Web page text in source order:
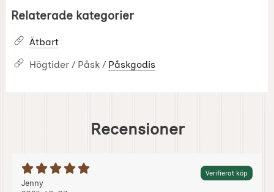
Relaterade kategorier
Ätbart
Högtider / Påsk / Påskgodis
Recensioner
Betyg: 5 Stjärnor av 5 Verifierat köp
Recension av:
Jenny, 2025-10-07
, 2025-10-07